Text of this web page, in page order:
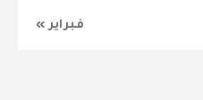
فبراير »